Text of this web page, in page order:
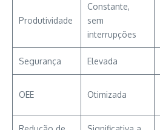
Produtividade
Constante,
sem
interrupções
Segurança Elevada
OEE Otimizada